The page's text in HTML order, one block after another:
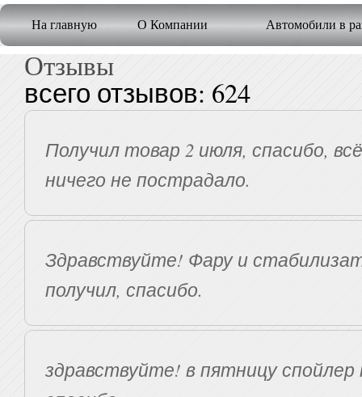
На главную О Компании Автомобили в
Отзывы
всего отзывов: 624
Получил товар 2 июля, спасибо,
ничего не пострадало.
Здравствуйте! Фару и
получил, спасибо.
здравствуйте! в пятницу спойлер